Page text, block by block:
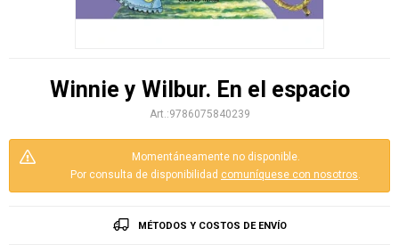
Winnie y Wilbur. En el espacio
9786075840239
Momentáneamente no disponible.
Por consulta de disponibilidad comuníquese con nosotros.
MÉTODOS Y COSTOS DE ENVÍO